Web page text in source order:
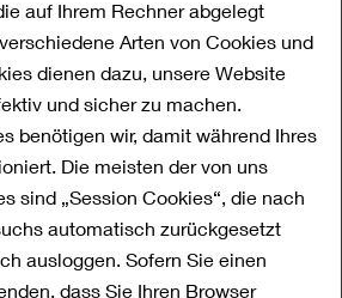
auf Ihrem Rechner abgelegt
Arten von Cookies und
dienen dazu, unsere Website
und sicher zu machen.
benötigen wir, damit während Ihres
Die meisten der von uns
sind „Session Cookies“, die nach
automatisch zurückgesetzt
ausloggen. Sofern Sie einen
dass Sie Ihren Browser